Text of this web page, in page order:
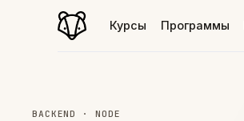
Курсы Программы
BACKEND · NODE